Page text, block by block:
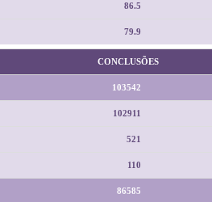
86.5
79.9
CONCLUSÕES
103542
102911
521
110
86585